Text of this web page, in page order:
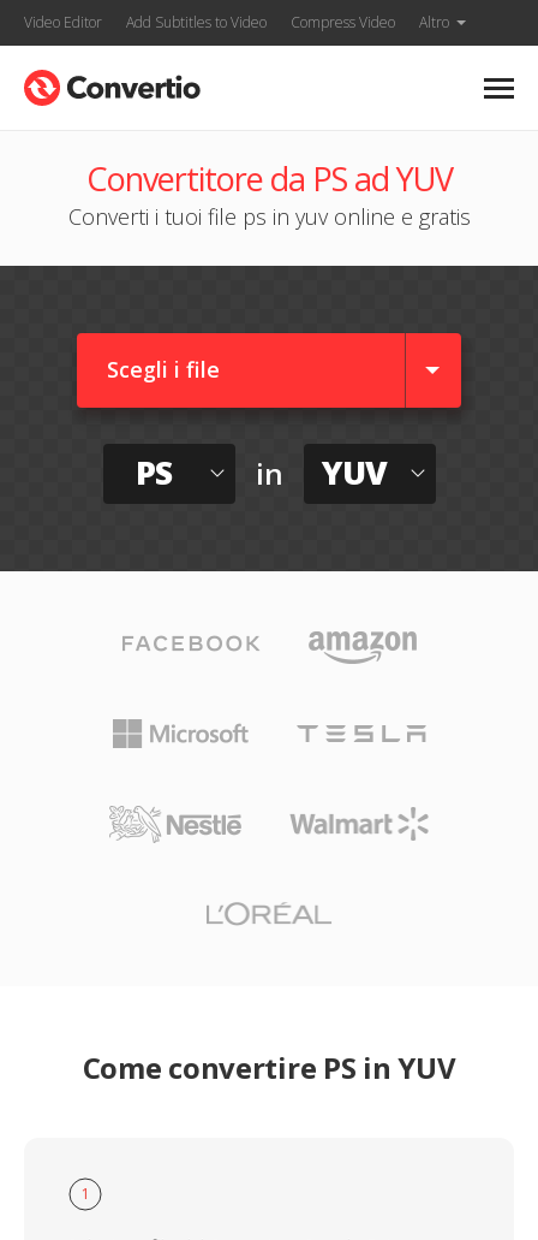
Video Editor Add Subtitles to Video Compress Video Altro
Convertitore da PS ad YUV
Converti i tuoi file ps in yuv online e gratis
Scegli i file
PS in YUV
Come convertire PS in YUV
1